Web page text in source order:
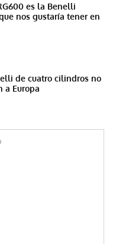
es la Benelli
nos gustaría tener en
de cuatro cilindros no
a Europa